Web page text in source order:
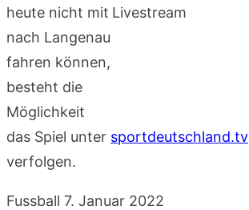
heute nicht mit
nach Langenau
fahren können,
besteht die
Möglichkeit
das Spiel unter sportdeutschland.tv
verfolgen.
Fussball 7. Januar 2022